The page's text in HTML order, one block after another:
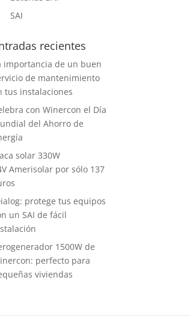
SAI
recientes
importancia de un buen
de mantenimiento
tus instalaciones
con Winercon el Día
del Ahorro de
solar 330W
Amerisolar por sólo 137
protege tus equipos
un SAI de fácil
1500W de
perfecto para
viviendas